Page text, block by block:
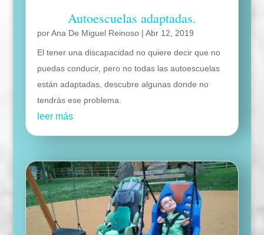
Autoescuelas adaptadas.
porAna De Miguel Reinoso| Abr 12, 2019
El tener una discapacidad no quiere decir que no
puedas conducir, pero no todas las autoescuelas
están adaptadas, descubre algunas donde no
tendrás ese problema.
leer más